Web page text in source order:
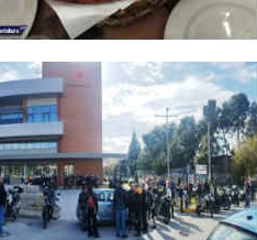
Brunch&Coffee
25.2.24
Events 2024 Εξορμήσεις 2024